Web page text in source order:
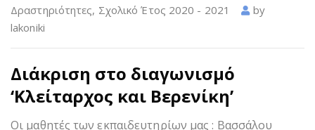
Δραστηριότητες, Σχολικό Έτος 2020 - 2021
by
lakoniki
Διάκριση στο διαγωνισμό
‘Κλείταρχος και Βερενίκη’
Οι μαθητές των εκπαιδευτηρίων μας : Βασσάλου